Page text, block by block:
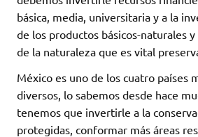
básica, media, universitaria y a la
de los productos básicos-naturales y
de la naturaleza que es vital
México es uno de los cuatro países
diversos, lo sabemos desde hace
tenemos que invertirle a la
protegidas, conformar más áreas